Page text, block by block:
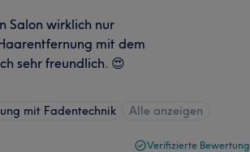
Salon wirklich nur
mit dem
sehr freundlich. 😍
mit Fadentechnik Alle anzeigen
Verifizierte Bewertung